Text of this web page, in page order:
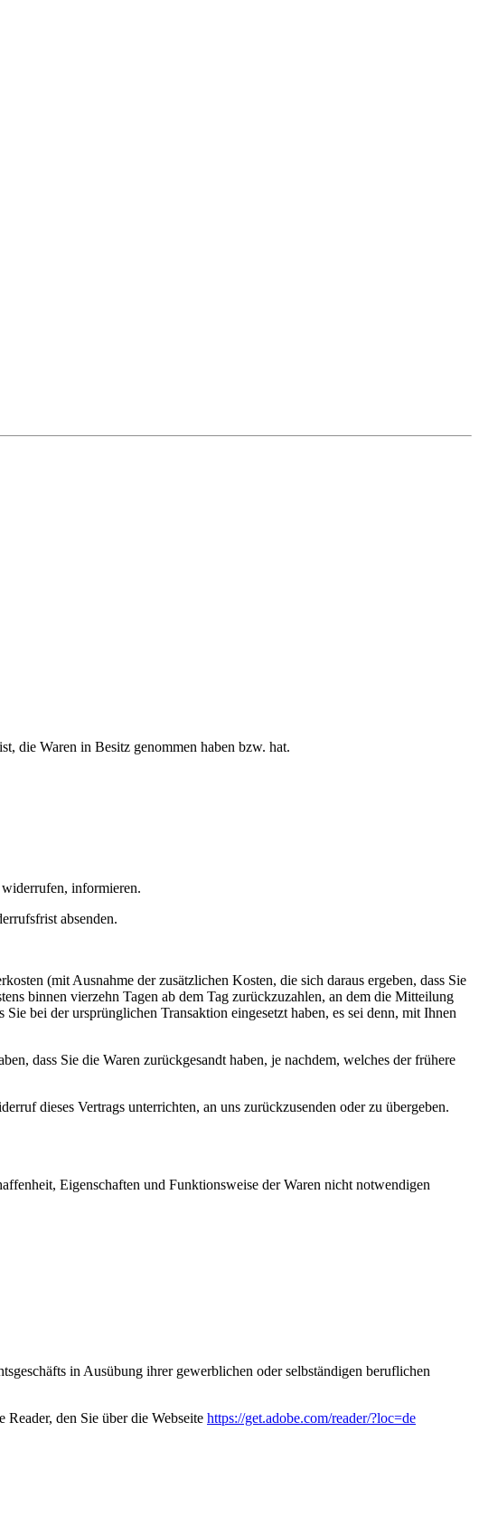
die Waren in Besitz genommen haben bzw. hat.
informieren.
absenden.
(mit Ausnahme der zusätzlichen Kosten, die sich daraus ergeben, dass Sie
binnen vierzehn Tagen ab dem Tag zurückzuzahlen, an dem die Mitteilung
bei der ursprünglichen Transaktion eingesetzt haben, es sei denn, mit Ihnen
dass Sie die Waren zurückgesandt haben, je nachdem, welches der frühere
dieses Vertrags unterrichten, an uns zurückzusenden oder zu übergeben.
Eigenschaften und Funktionsweise der Waren nicht notwendigen
in Ausübung ihrer gewerblichen oder selbständigen beruflichen
den Sie über die Webseite https://get.adobe.com/reader/?loc=de